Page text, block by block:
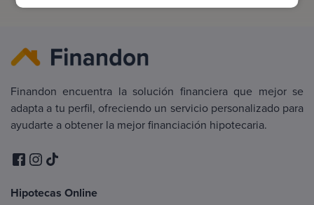
Finandon encuentra la solución financiera que mejor se
adapta a tu perfil, ofreciendo un servicio personalizado para
ayudarte a obtener la mejor financiación hipotecaria.
Hipotecas Online